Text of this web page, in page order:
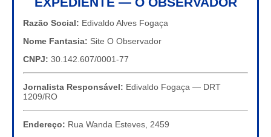
Razão Social: Edivaldo Alves Fogaça
Nome Fantasia: Site O Observador
CNPJ: 30.142.607/0001-77
Jornalista Responsável: Edivaldo Fogaça — DRT
1209/RO
Endereço: Rua Wanda Esteves, 2459